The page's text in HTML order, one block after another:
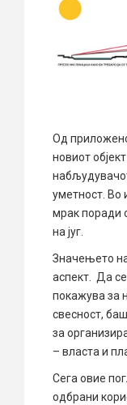
Од
новиот
уметност. Во
мрак поради
на југ.
Значењето
аспект. Да се
покажува за
свесност,
за
– власта и
Сега овие
одбрани